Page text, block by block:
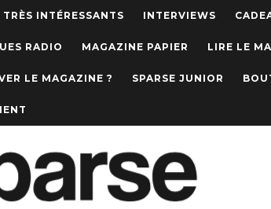
INTÉRESSANTS INTERVIEWS
RADIO MAGAZINE PAPIER LIRE LE
LE MAGAZINE ? SPARSE JUNIOR